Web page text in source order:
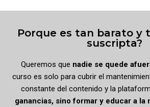
Porque es tan barato y
suscripta?
Queremos que nadie se quede
curso es solo para cubrir el
constante del contenido y la
ganancias, sino formar y educar a la